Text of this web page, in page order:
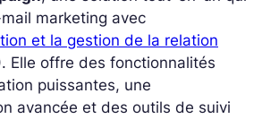
mail marketing avec
et la gestion de la relation
Elle offre des fonctionnalités
puissantes, une
avancée et des outils de suivi